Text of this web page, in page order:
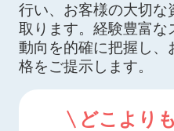
行い、お客様の大切な
取ります。経験豊富な
動向を的確に把握し、
格をご提示します。
どこより